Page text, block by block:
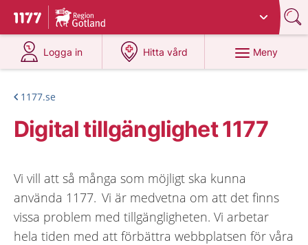
Till startsidan för 1177
Du har valt region
Logga in
på 1177.se
Hitta vård
på 1177.se
Meny
1177.se
Digital tillgänglighet 1177
Vi vill att så många som möjligt ska kunna
använda 1177. Vi är medvetna om att det finns
vissa problem med tillgängligheten. Vi arbetar
hela tiden med att förbättra webbplatsen för våra